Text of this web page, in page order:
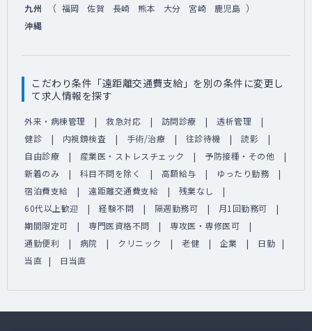
九州 （ 福岡 佐賀 長崎 熊本 大分 宮崎 鹿児島 ）
沖縄
こだわり条件「遠距離交通費支給」を別の条件に変更し
て求人情報を探す
外来・病棟管理 救急対応 訪問診療
透析管理
健診
内視鏡検査 手術/治療 往診待機
読影
自由診療
産業医・ストレスチェック
予防接種・その他
新着のみ
科目不問を除く 高額給与
ゆったり勤務
宿泊費支給
遠距離交通費支給
残業なし
60代以上歓迎
経験不問 隔週勤務可
月1回勤務可
期間限定可
専門医資格不問
専攻医・専修医可
通勤便利
病院 クリニック 老健 企業
日勤
当直
日当直